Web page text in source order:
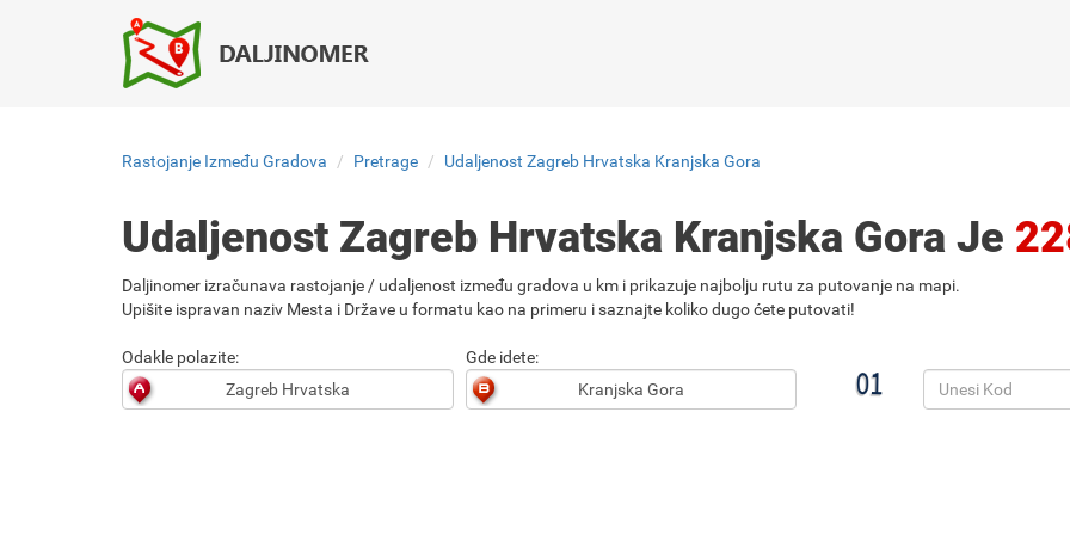
Rastojanje Između Gradova Pretrage Udaljenost Zagreb Hrvatska Kranjska Gora
Udaljenost Zagreb Hrvatska Kranjska Gora Je
Daljinomer izračunava rastojanje / udaljenost između gradova u km i prikazuje najbolju rutu za putovanje na mapi.
Upišite ispravan naziv Mesta i Države u formatu kao na primeru i saznajte koliko dugo ćete putovati!
Odakle polazite: Gde idete: